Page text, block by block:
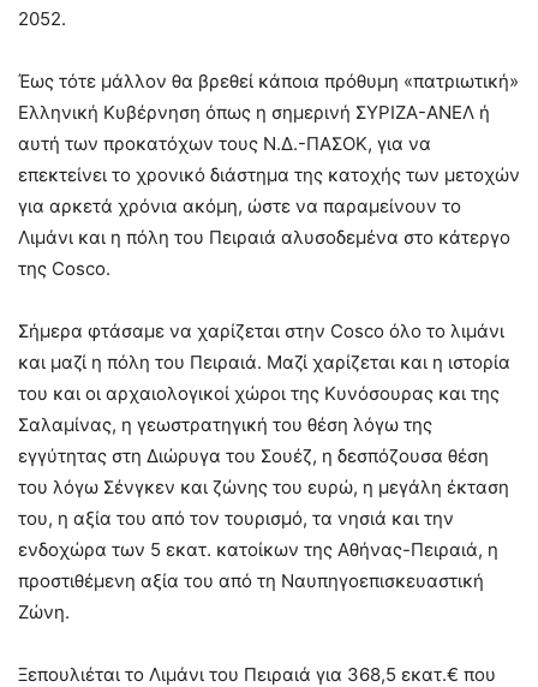
2052.
Έως τότε μάλλον θα βρεθεί κάποια πρόθυμη «πατριωτική»
Ελληνική Κυβέρνηση όπως η σημερινή ΣΥΡΙΖΑ-ΑΝΕΛ ή
αυτή των προκατόχων τους Ν.Δ.-ΠΑΣΟΚ, για να
επεκτείνει το χρονικό διάστημα της κατοχής των μετοχών
για αρκετά χρόνια ακόμη, ώστε να παραμείνουν το
Λιμάνι και η πόλη του Πειραιά αλυσοδεμένα στο κάτεργο
της Cosco.
Σήμερα φτάσαμε να χαρίζεται στην Cosco όλο το λιμάνι
και μαζί η πόλη του Πειραιά. Μαζί χαρίζεται και η ιστορία
του και οι αρχαιολογικοί χώροι της Κυνόσουρας και της
Σαλαμίνας, η γεωστρατηγική του θέση λόγω της
εγγύτητας στη Διώρυγα του Σουέζ, η δεσπόζουσα θέση
του λόγω Σένγκεν και ζώνης του ευρώ, η μεγάλη έκταση
του, η αξία του από τον τουρισμό, τα νησιά και την
ενδοχώρα των 5 εκατ. κατοίκων της Αθήνας-Πειραιά, η
προστιθέμενη αξία του από τη Ναυπηγοεπισκευαστική
Ζώνη.
Ξεπουλιέται το Λιμάνι του Πειραιά για 368,5 εκατ.€ που